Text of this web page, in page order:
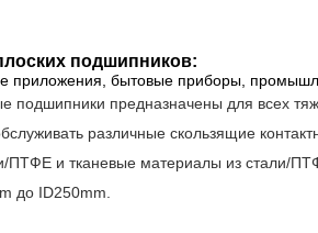
подшипников:
приложения, бытовые приборы,
подшипники предназначены для всех
различные скользящие
ПТФЕ и тканевые материалы из стали/
до ID250mm.